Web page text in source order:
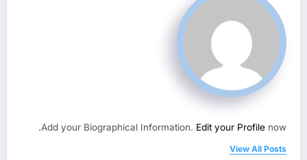
Add your Biographical Information. Edit your Profile now.
View All Posts